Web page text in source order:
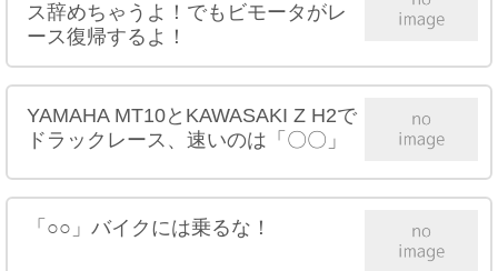
ス辞めちゃうよ！でもビモータがレ
ース復帰するよ！
YAMAHA MT10とKAWASAKI Z H2で
ドラックレース、速いのは「〇〇」
「○○」バイクには乗るな！